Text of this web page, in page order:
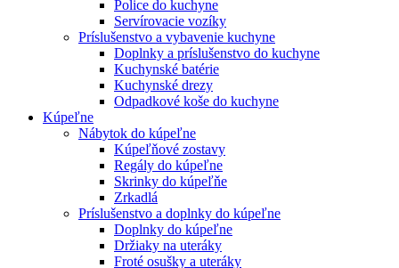
Police do kuchyne
Servírovacie vozíky
Príslušenstvo a vybavenie kuchyne
Doplnky a príslušenstvo do kuchyne
Kuchynské batérie
Kuchynské drezy
Odpadkové koše do kuchyne
Kúpeľne
Nábytok do kúpeľne
Kúpeľňové zostavy
Regály do kúpeľne
Skrinky do kúpeľňe
Zrkadlá
Príslušenstvo a doplnky do kúpeľne
Doplnky do kúpeľne
Držiaky na uteráky
Froté osušky a uteráky